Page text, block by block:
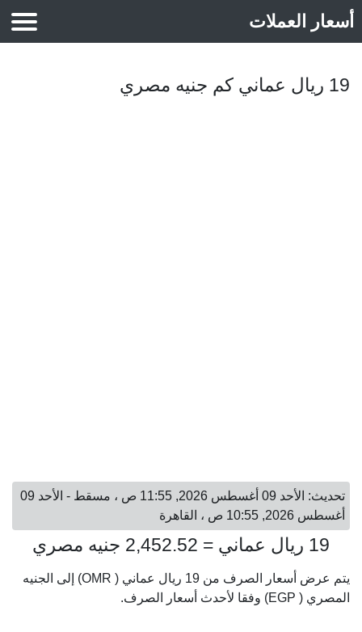
أسعار العملات
19 ريال عماني كم جنيه مصري
تحديث: الأحد 09 أغسطس 2026, 11:55 ص ، مسقط - الأحد 09
أغسطس 2026, 10:55 ص ، القاهرة
19 ريال عماني = 2,452.52 جنيه مصري
يتم عرض أسعار الصرف من 19 ريال عماني ( OMR) إلى الجنيه
المصري ( EGP) وفقا لأحدث أسعار الصرف.